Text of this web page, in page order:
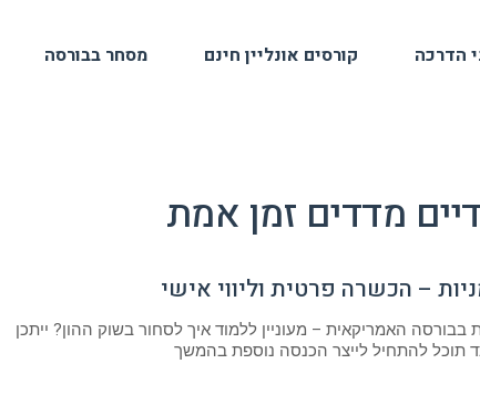
הדרכה קורסים אונליין חינם מסחר בבורסה
מדדים זמן אמת
– הכשרה פרטית וליווי אישי
בבורסה האמריקאית – מעוניין ללמוד איך לסחור בשוק ההון? ייתכן
תוכל להתחיל לייצר הכנסה נוספת בהמשך